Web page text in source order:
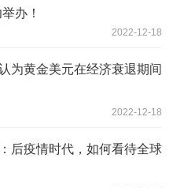
办！
2022-12-18
为黄金美元在经济衰退期间
2022-12-18
后疫情时代，如何看待全球